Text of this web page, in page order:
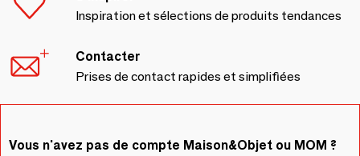
Inspiration et sélections de produits tendances
Contacter
Prises de contact rapides et simplifiées
Vous n'avez pas de compte Maison&Objet ou MOM ?